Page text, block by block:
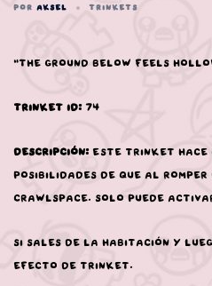
POR AKSEL TRINKETS
“The ground below feels
Trinket ID:74
Descripción:Este trinket hace
posibilidades de que al romper
Crawlspace. Solo puede
Si sales de la habitación y
efecto de trinket.